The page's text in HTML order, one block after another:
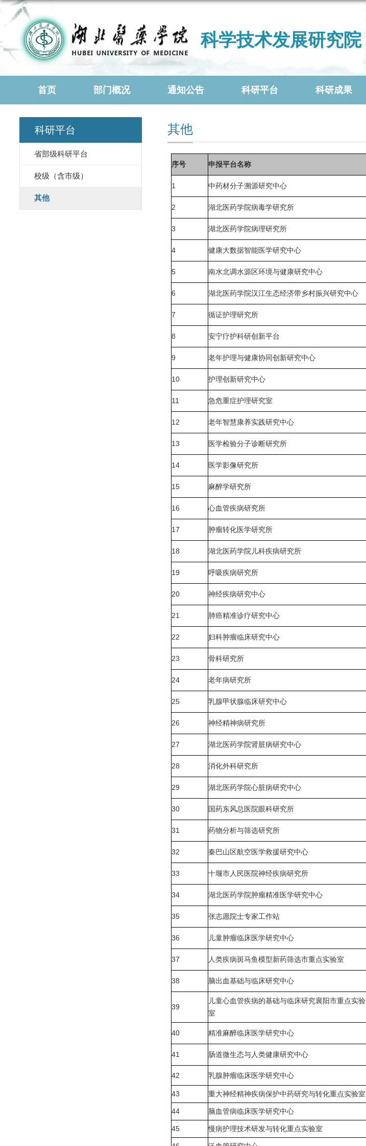
科学技术发展研究院
首页 部门概况 通知公告 科研平台 科研成果
科研平台
省部级科研平台
校级（含市级）
其他
其他
序号 申报平台名称
1 中药材分子溯源研究中心
2 湖北医药学院病毒学研究所
3 湖北医药学院病理研究所
4 健康大数据智能医学研究中心
5 南水北调水源区环境与健康研究中心
6 湖北医药学院汉江生态经济带乡村振兴研究中心
7 循证护理研究所
8 安宁疗护科研创新平台
9 老年护理与健康协同创新研究中心
10 护理创新研究中心
11 急危重症护理研究室
12 老年智慧康养实践研究中心
13 医学检验分子诊断研究所
14 医学影像研究所
15 麻醉学研究所
16 心血管疾病研究所
17 肿瘤转化医学研究所
18 湖北医药学院儿科疾病研究所
19 呼吸疾病研究所
20 神经疾病研究中心
21 肺癌精准诊疗研究中心
22 妇科肿瘤临床研究中心
23 骨科研究所
24 老年病研究所
25 乳腺甲状腺临床研究中心
26 神经精神病研究所
27 湖北医药学院肾脏病研究中心
28 消化外科研究所
29 湖北医药学院心脏病研究中心
30 国药东风总医院眼科研究所
31 药物分析与筛选研究所
32 秦巴山区航空医学救援研究中心
33 十堰市人民医院神经疾病研究所
34 湖北医药学院肿瘤精准医学研究中心
35 张志愿院士专家工作站
36 儿童肿瘤临床医学研究中心
37 人类疾病斑马鱼模型新药筛选市重点实验室
38 脑出血基础与临床研究中心
39
儿童心血管疾病的基础与临床研究襄阳市重点实验
室
40 精准麻醉临床医学研究中心
41 肠道微生态与人类健康研究中心
42 乳腺肿瘤临床医学研究中心
43 重大神经精神疾病保护中药研究与转化重点实验室
44 脑血管病临床医学研究中心
45 慢病护理技术研发与转化重点实验室